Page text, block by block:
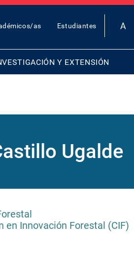
as Estudiantes
Y EXTENSIÓN
Ugalde
en Innovación Forestal (CIF)